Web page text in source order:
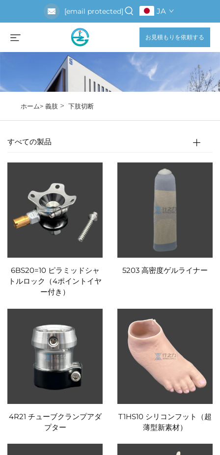
[email protected] JA
お見積もりを依頼する
ホーム> 義肢 > 下肢切断
すべての製品
6BS20=10 ピラミッドシャ
トルロック（4ポイントイヤ
ー付き）
5203 高密度ゲルライナー
4R21 チューブクランプアダ
プター
T1HS10 シリコンフット（超
薄型新素材）